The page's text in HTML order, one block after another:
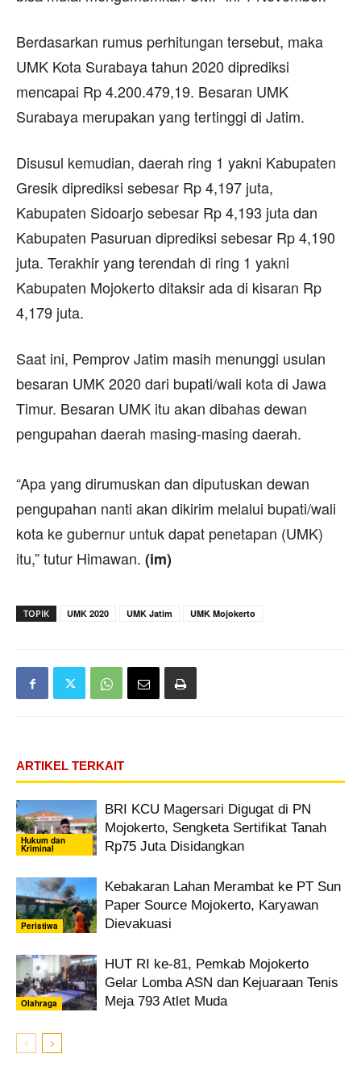
Berdasarkan rumus perhitungan tersebut, maka
UMK Kota Surabaya tahun 2020 diprediksi
mencapai Rp 4.200.479,19. Besaran UMK
Surabaya merupakan yang tertinggi di Jatim.
Disusul kemudian, daerah ring 1 yakni Kabupaten
Gresik diprediksi sebesar Rp 4,197 juta,
Kabupaten Sidoarjo sebesar Rp 4,193 juta dan
Kabupaten Pasuruan diprediksi sebesar Rp 4,190
juta. Terakhir yang terendah di ring 1 yakni
Kabupaten Mojokerto ditaksir ada di kisaran Rp
4,179 juta.
Saat ini, Pemprov Jatim masih menunggi usulan
besaran UMK 2020 dari bupati/wali kota di Jawa
Timur. Besaran UMK itu akan dibahas dewan
pengupahan daerah masing-masing daerah.
“Apa yang dirumuskan dan diputuskan dewan
pengupahan nanti akan dikirim melalui bupati/wali
kota ke gubernur untuk dapat penetapan (UMK)
itu,” tutur Himawan. (im)
TOPIK UMK 2020 UMK Jatim UMK Mojokerto
ARTIKEL TERKAIT
Hukum dan
Kriminal
BRI KCU Magersari Digugat di PN
Mojokerto, Sengketa Sertifikat Tanah
Rp75 Juta Disidangkan
Peristiwa
Kebakaran Lahan Merambat ke PT Sun
Paper Source Mojokerto, Karyawan
Dievakuasi
Olahraga
HUT RI ke-81, Pemkab Mojokerto
Gelar Lomba ASN dan Kejuaraan Tenis
Meja 793 Atlet Muda